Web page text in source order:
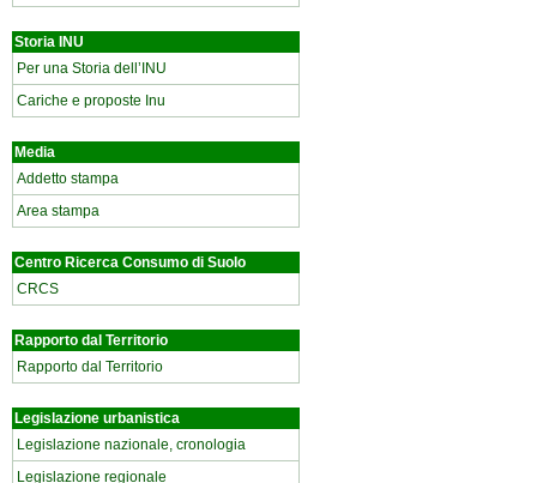
Storia INU
Per una Storia dell’INU
Cariche e proposte Inu
Media
Addetto stampa
Area stampa
Centro Ricerca Consumo di Suolo
CRCS
Rapporto dal Territorio
Rapporto dal Territorio
Legislazione urbanistica
Legislazione nazionale, cronologia
Legislazione regionale